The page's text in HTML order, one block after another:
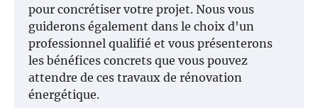
pour concrétiser votre projet. Nous vous
guiderons également dans le choix d'un
professionnel qualifié et vous présenterons
les bénéfices concrets que vous pouvez
attendre de ces travaux de rénovation
énergétique.